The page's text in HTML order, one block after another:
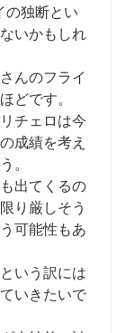
の独断とい
いかもしれ
んのフライ
どです。
チェロは今
成績を考え
。
出てくるの
り厳しそう
可能性もあ
いう訳には
いきたいで